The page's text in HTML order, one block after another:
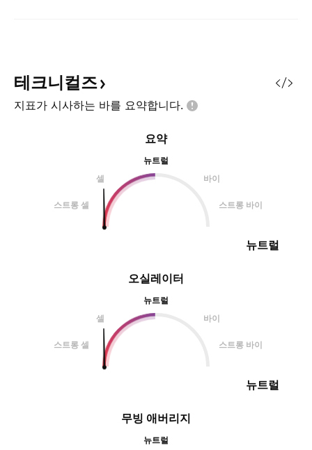
테크니컬즈
지표가 시사하는 바를 요약합니다.
오실레이터
뉴트럴
셀
바이
스트롱 셀 스트롱 바이
뉴트럴
요약
뉴트럴
셀
바이
스트롱 셀 스트롱 바이
뉴트럴
무빙 애버리지
뉴트럴